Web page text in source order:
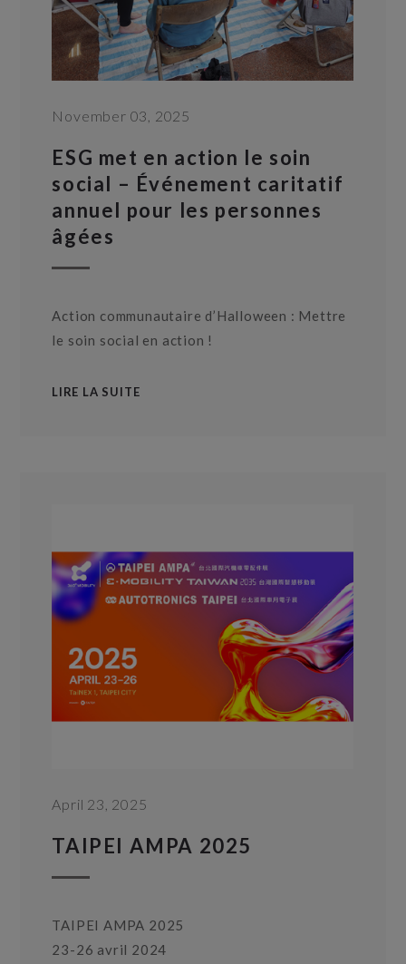
November 03, 2025
ESG met en action le soin
social – Événement caritatif
annuel pour les personnes
âgées
Action communautaire d’Halloween : Mettre
le soin social en action !
LIRE LA SUITE
April 23, 2025
TAIPEI AMPA 2025
TAIPEI AMPA 2025
23-26 avril 2024